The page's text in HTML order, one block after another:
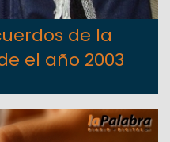
de la
el año 2003